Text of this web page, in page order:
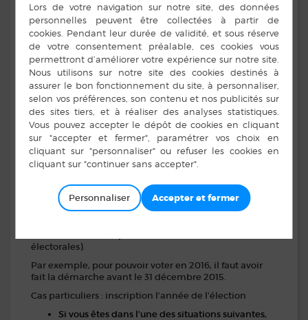
Une pièce d’identité récente (valide ou périmée
depuis moins d’1 an) prouvant votre nationalité
française : passeport ou carte nationale
d’identité
Si vous êtes devenu français récemment et que vous
n’avez pas encore de papiers français : pièce d’identité
d’origine (passeport ou carte d’identité valide ou
périmée depuis moins d’un an) + une preuve de la
nationalité (décret de naturalisation par exemple)
Unjustificatif de domicile
QUAND S’INSCRIRE ?
Sauf quelques cas particuliers, pour pouvoir voter, il faut
Principe : avant le 31 décembre
Il est possible de s’inscrire à tout moment de l’année
électorales).
Par exemple, pour pouvoir voter en 2016, il faut avoir
fait la démarche avant le 31 décembre 2015.
Cas particuliers : inscription l’année de l’élection
Si vous êtes dans l’une des situations suivantes,
Personnaliser